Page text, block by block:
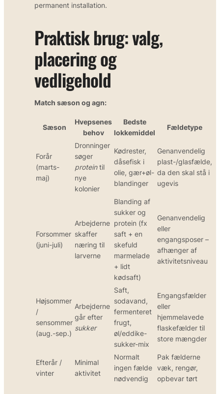
permanent installation.
Praktisk brug: valg,
placering og
vedligehold
Match sæson og agn:
Sæson
Hvepsenes
behov
Bedste
lokkemiddel
Fældetype
Forår
(marts-
maj)
Dronninger
søger
proteintil
nye
kolonier
Kødrester,
dåsefisk i
olie, gær+øl-
blandinger
Genanvendelig
plast-/glasfælde,
da den skal stå i
ugevis
Forsommer
(juni-juli)
Arbejderne
skaffer
næring til
larverne
Blanding af
sukker og
protein (fx
saft + en
skefuld
marmelade
+ lidt
kødsaft)
Genanvendelig
eller
engangsposer –
afhænger af
aktivitetsniveau
Højsommer
/
sensommer
(aug.-sep.)
Arbejderne
går efter
sukker
Saft,
sodavand,
fermenteret
frugt,
øl/eddike-
sukker-mix
Engangsfælder
eller
hjemmelavede
flaskefælder til
store mængder
Efterår /
vinter
Minimal
aktivitet
Normalt
ingen fælde
nødvendig
Pak fælderne
væk, rengør,
opbevar tørt